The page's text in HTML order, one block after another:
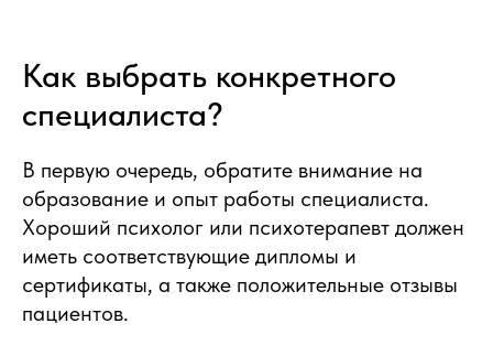
Как выбрать конкретного
специалиста?
В первую очередь, обратите внимание на
образование и опыт работы специалиста.
Хороший психолог или психотерапевт должен
иметь соответствующие дипломы и
сертификаты, а также положительные отзывы
пациентов.